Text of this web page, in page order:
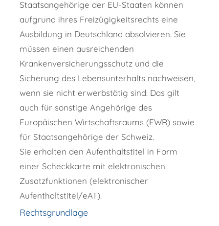
Staatsangehörige der EU-Staaten können
aufgrund ihres Freizügigkeitsrechts eine
Ausbildung in Deutschland absolvieren. Sie
müssen einen ausreichenden
Krankenversicherungsschutz und die
Sicherung des Lebensunterhalts nachweisen,
wenn sie nicht erwerbstätig sind. Das gilt
auch für sonstige Angehörige des
Europäischen Wirtschaftsraums (EWR) sowie
für Staatsangehörige der Schweiz.
Sie erhalten den Aufenthaltstitel in Form
einer Scheckkarte mit elektronischen
Zusatzfunktionen (elektronischer
Aufenthaltstitel/eAT).
Rechtsgrundlage